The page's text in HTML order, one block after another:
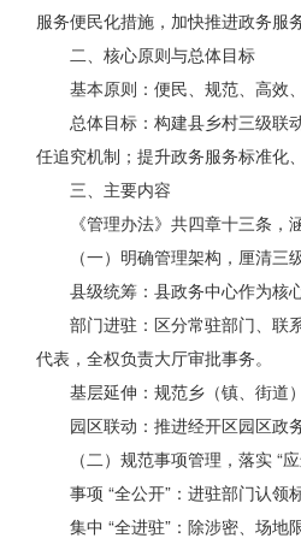
服务便民化措施，加快推进政务服
二、核心原则与总体目标
基本原则：便民、规范、高效
总体目标：构建县乡村三级联
任追究机制；提升政务服务标准化
三、主要内容
《管理办法》共四章十三条
（一）明确管理架构，厘清三
县级统筹：县政务中心作为核
部门进驻：区分常驻部门、联
代表，全权负责大厅审批事务。
基层延伸：规范乡（镇、街道
园区联动：推进经开区园区政
（二）规范事项管理，落实 “
事项 “全公开”：进驻部门认
集中 “全进驻”：除涉密、场